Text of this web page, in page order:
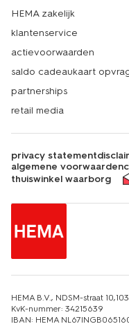
HEMA zakelijk
klantenservice
actievoorwaarden
saldo cadeaukaart
partnerships
retail media
privacy statement
algemene voorwaarden
thuiswinkel waarborg
HEMA B.V., NDSM-straat
KvK-nummer: 34215639
IBAN: HEMA